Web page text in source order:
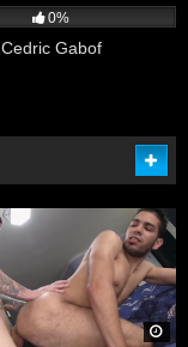
0%
Cedric Gabof